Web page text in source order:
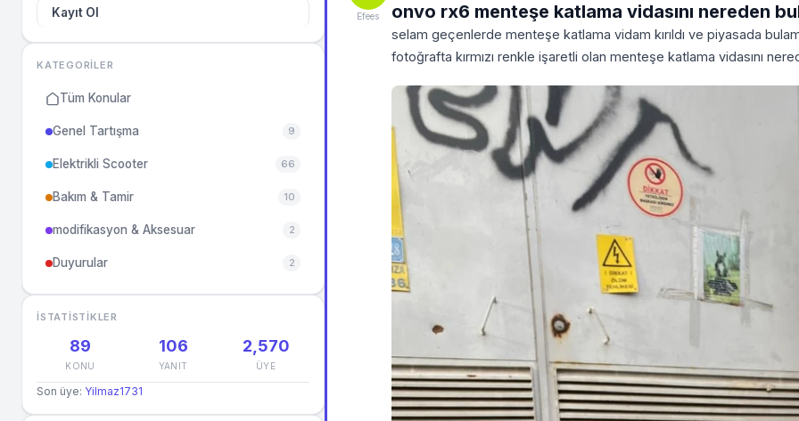
Kayıt Ol
KATEGORILER
Tüm Konular
Genel Tartışma 9
Elektrikli Scooter 66
Bakım & Tamir 10
modifikasyon & Aksesuar 2
Duyurular 2
İSTATISTIKLER
89
KONU
106
YANIT
2,570
ÜYE
Son üye: Yilmaz1731
Efees onvo rx6 menteşe katlama vidasını nereden
selam geçenlerde menteşe katlama vidam kırıldı ve piyasada
fotoğrafta kırmızı renkle işaretli olan menteşe katlama vidasını